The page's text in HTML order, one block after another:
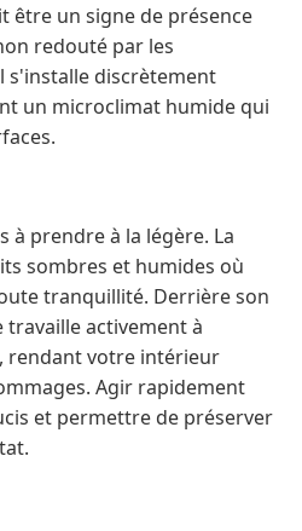
être un signe de présence
redouté par les
s'installe discrètement
un microclimat humide qui
à prendre à la légère. La
sombres et humides où
tranquillité. Derrière son
travaille activement à
rendant votre intérieur
Agir rapidement
et permettre de préserver